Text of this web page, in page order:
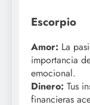
Escorpio
Amor: La
importancia
emocional.
Dinero: Tus
financieras